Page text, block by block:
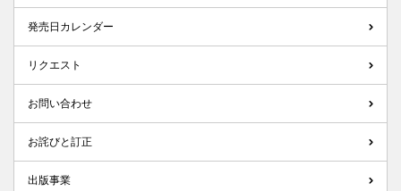
発売日カレンダー
リクエスト
お問い合わせ
お詫びと訂正
出版事業